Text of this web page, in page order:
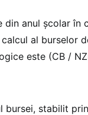
din anul şcolar în
al burselor
este (CB /
bursei, stabilit